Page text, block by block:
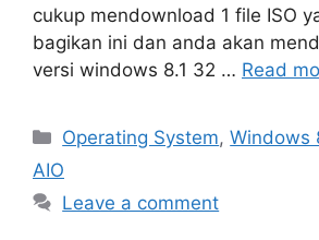
cukup mendownload 1 file ISO
bagikan ini dan anda akan
versi windows 8.1 32 … Read
Categories
Operating System,Windows
AIO
Leave a comment